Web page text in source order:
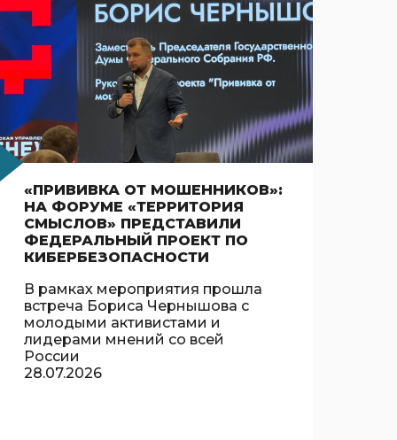
«ПРИВИВКА ОТ МОШЕННИКОВ»:
НА ФОРУМЕ «ТЕРРИТОРИЯ
СМЫСЛОВ» ПРЕДСТАВИЛИ
ФЕДЕРАЛЬНЫЙ ПРОЕКТ ПО
КИБЕРБЕЗОПАСНОСТИ
В рамках мероприятия прошла
встреча Бориса Чернышова с
молодыми активистами и
лидерами мнений со всей
России
28.07.2026